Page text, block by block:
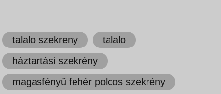
talalo szekreny
talalo
háztartási szekrény
magasfényű fehér polcos szekrény